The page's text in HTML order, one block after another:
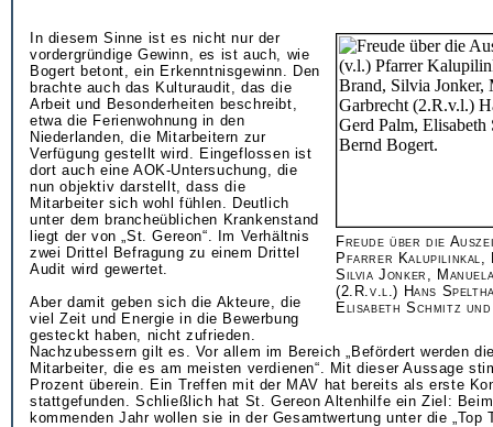
Freude über die
Pfarrer Kalupilinkal,
Silvia Jonker,
(2.R.v.l.) Hans
Elisabeth Schmitz
In diesem Sinne ist es nicht nur der
vordergründige Gewinn, es ist auch, wie
Bogert betont, ein Erkenntnisgewinn. Den
brachte auch das Kulturaudit, das die
Arbeit und Besonderheiten beschreibt,
etwa die Ferienwohnung in den
Niederlanden, die Mitarbeitern zur
Verfügung gestellt wird. Eingeflossen ist
dort auch eine AOK-Untersuchung, die
nun objektiv darstellt, dass die
Mitarbeiter sich wohl fühlen. Deutlich
unter dem brancheüblichen Krankenstand
liegt der von „St. Gereon“. Im Verhältnis
zwei Drittel Befragung zu einem Drittel
Audit wird gewertet.
Aber damit geben sich die Akteure, die
viel Zeit und Energie in die Bewerbung
gesteckt haben, nicht zufrieden.
Nachzubessern gilt es. Vor allem im Bereich „Befördert werden
Mitarbeiter, die es am meisten verdienen“. Mit dieser Aussage
Prozent überein. Ein Treffen mit der MAV hat bereits als erste
stattgefunden. Schließlich hat St. Gereon Altenhilfe ein Ziel:
kommenden Jahr wollen sie in der Gesamtwertung unter die „Top